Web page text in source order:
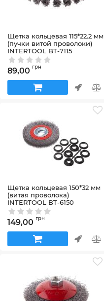
Щетка кольцевая 115*22.2 мм
(пучки витой проволоки)
INTERTOOL BT-7115
Артикул:BT-7115
89,00 грн
Щетка кольцевая 150*32 мм
(витая проволока)
INTERTOOL BT-6150
Артикул:BT-6150
149,00 грн